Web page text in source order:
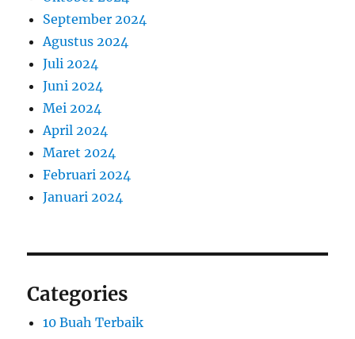
September 2024
Agustus 2024
Juli 2024
Juni 2024
Mei 2024
April 2024
Maret 2024
Februari 2024
Januari 2024
Categories
10 Buah Terbaik